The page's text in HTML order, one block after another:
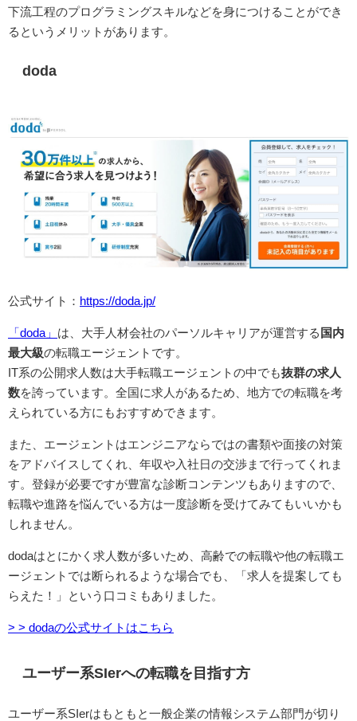
下流工程のプログラミングスキルなどを身につけることができ
るというメリットがあります。
doda
公式サイト： https://doda.jp/
「doda」 は、大手人材会社のパーソルキャリアが運営する 国内
最大級の転職エージェントです。
IT系の公開求人数は大手転職エージェントの中でも抜群の求人
数を誇っています。全国に求人があるため、地方での転職を考
えられている方にもおすすめできます。
また、エージェントはエンジニアならではの書類や面接の対策
をアドバイスしてくれ、年収や入社日の交渉まで行ってくれま
す。登録が必要ですが豊富な診断コンテンツもありますので、
転職や進路を悩んでいる方は一度診断を受けてみてもいいかも
しれません。
dodaはとにかく求人数が多いため、高齢での転職や他の転職エ
ージェントでは断られるような場合でも、「求人を提案しても
らえた！」という口コミもありました。
> > dodaの公式サイトはこちら
ユーザー系SIerへの転職を目指す方
ユーザー系SIerはもともと一般企業の情報システム部門が切り